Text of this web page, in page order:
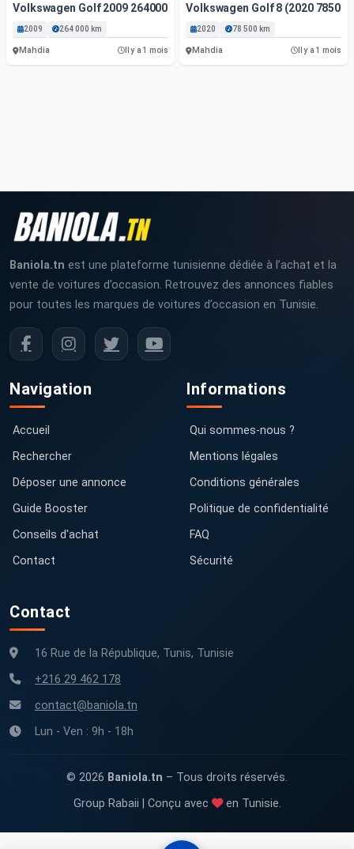
Volkswagen Golf 2009 264000 Km
2009 264 000 km
Mahdia Il y a 1 mois
Volkswagen Golf 8 (2020 78500
2020 78 500 km
Mahdia Il y a 1 mois
Baniola.tn est une plateforme tunisienne dédiée à l’achat et la
vente de voitures d’occasion. Retrouvez des annonces fiables
pour toutes les marques de voitures d’occasion en Tunisie.
Navigation
Accueil
Rechercher
Déposer une annonce
Guide Booster
Conseils d'achat
Contact
Informations
Qui sommes-nous ?
Mentions légales
Conditions générales
Politique de confidentialité
FAQ
Sécurité
Contact
16 Rue de la République, Tunis, Tunisie
+216 29 462 178
contact@baniola.tn
Lun - Ven : 9h - 18h
© 2026 Baniola.tn – Tous droits réservés.
Group Rabaii | Conçu avec
en Tunisie.